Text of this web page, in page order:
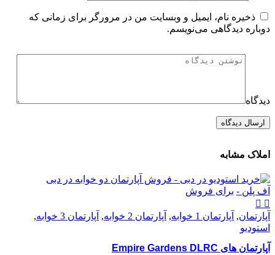
ذخیره نام، ایمیل و وبسایت من در مرورگر برای زمانی که
دوباره دیدگاهی می‌نویسم.
دیدگاه
املاک مشابه
آف پلن - برای فروش
آپارتمان, آپارتمان 1 خوابه , آپارتمان 2 خوابه , آپارتمان 3 خوابه
,
استودیو
آپارتمان های Empire Gardens DLRC